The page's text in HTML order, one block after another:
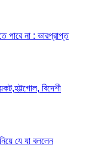
পারে না : ভারপ্রাপ্ত
বিদেশী
যে যা বললেন